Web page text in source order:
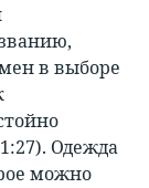
в выборе
Одежда
можно